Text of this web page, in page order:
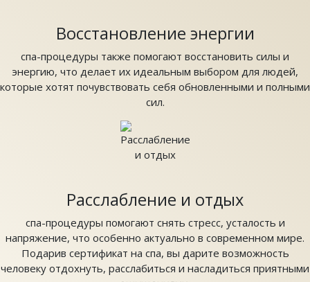
Восстановление энергии
спа-процедуры также помогают восстановить силы и
энергию, что делает их идеальным выбором для людей,
которые хотят почувствовать себя обновленными и полными
сил.
Расслабление и отдых
спа-процедуры помогают снять стресс, усталость и
напряжение, что особенно актуально в современном мире.
Подарив сертификат на спа, вы дарите возможность
человеку отдохнуть, расслабиться и насладиться приятными